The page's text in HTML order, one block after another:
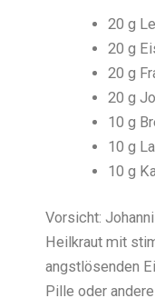
20 g
20 g
20 g
20 g
10 g
10 g
10 g
Vorsicht:
Heilkraut mit
angstlösenden
Pille oder